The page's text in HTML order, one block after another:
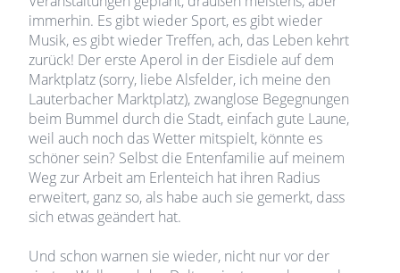
immerhin. Es gibt wieder Sport, es gibt wieder
Musik, es gibt wieder Treffen, ach, das Leben kehrt
zurück! Der erste Aperol in der Eisdiele auf dem
Marktplatz (sorry, liebe Alsfelder, ich meine den
Lauterbacher Marktplatz), zwanglose Begegnungen
beim Bummel durch die Stadt, einfach gute Laune,
weil auch noch das Wetter mitspielt, könnte es
schöner sein? Selbst die Entenfamilie auf meinem
Weg zur Arbeit am Erlenteich hat ihren Radius
erweitert, ganz so, als habe auch sie gemerkt, dass
sich etwas geändert hat.
Und schon warnen sie wieder, nicht nur vor der